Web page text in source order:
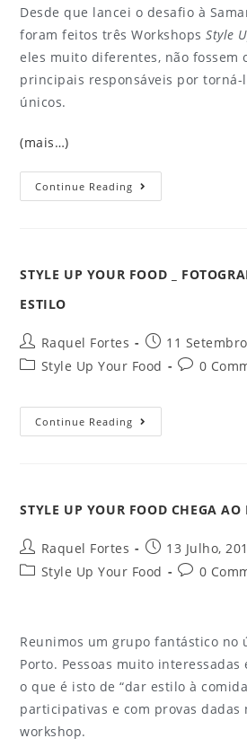
Desde que lancei o desafio à
foram feitos três WorkshopsStyle
eles muito diferentes, não fossem
principais responsáveis por torná-
únicos.
(mais…)
Continue Reading
STYLE UP YOUR FOOD _
ESTILO
Raquel Fortes
11
Style Up Your Food
0
Continue Reading
STYLE UP YOUR FOOD CHEGA AO
Raquel Fortes
13 Julho,
Style Up Your Food
0
Reunimos um grupo fantástico no
Porto. Pessoas muito interessadas
o que é isto de “dar estilo à
participativas e com provas dadas
workshop.